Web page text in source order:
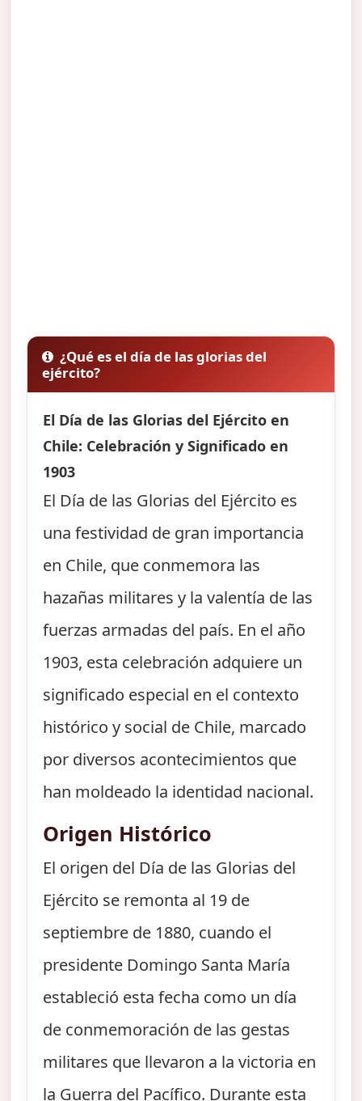
¿Qué es el día de las glorias del
ejército?
El Día de las Glorias del Ejército en
Chile: Celebración y Significado en
1903
El Día de las Glorias del Ejército es
una festividad de gran importancia
en Chile, que conmemora las
hazañas militares y la valentía de las
fuerzas armadas del país. En el año
1903, esta celebración adquiere un
significado especial en el contexto
histórico y social de Chile, marcado
por diversos acontecimientos que
han moldeado la identidad nacional.
Origen Histórico
El origen del Día de las Glorias del
Ejército se remonta al 19 de
septiembre de 1880, cuando el
presidente Domingo Santa María
estableció esta fecha como un día
de conmemoración de las gestas
militares que llevaron a la victoria en
la Guerra del Pacífico. Durante esta